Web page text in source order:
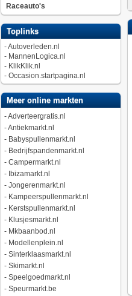
Raceauto's
Toplinks
-Autoverleden.nl
- MannenLogica.nl
- KlikKlik.nl
- Occasion.startpagina.nl
Meer online markten
-Adverteergratis.nl
-Antiekmarkt.nl
- Babyspullenmarkt.nl
- Bedrijfspandenmarkt.nl
- Campermarkt.nl
- Ibizamarkt.nl
- Jongerenmarkt.nl
- Kampeerspullenmarkt.nl
- Kerstspullenmarkt.nl
- Klusjesmarkt.nl
- Mkbaanbod.nl
- Modellenplein.nl
- Sinterklaasmarkt.nl
- Skimarkt.nl
- Speelgoedmarkt.nl
- Speurmarkt.be